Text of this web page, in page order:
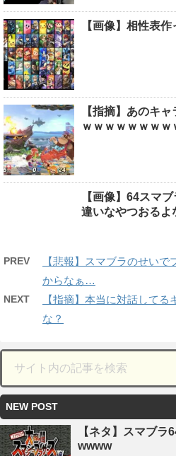
【画像】相性表
【指摘】あのキ
ｗｗｗｗｗｗｗｗ
【画像】64スマ
違いなやつおるよ
PREV
【悲報】スマブラのせい
からなぁ…
NEXT
【指摘】本当に対話して
な？
NEW POST
【ネタ】スマブラ
wwww